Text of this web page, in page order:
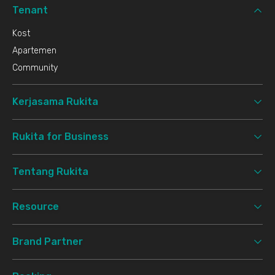
Tenant
Kost
Apartemen
Community
Kerjasama Rukita
Rukita for Business
Tentang Rukita
Resource
Brand Partner